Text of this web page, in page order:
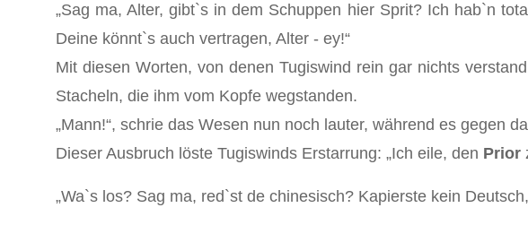
„Sag ma, Alter, gibt`s in dem Schuppen hier Sprit? Ich hab`n
Deine könnt`s auch vertragen, Alter - ey!“
Mit diesen Worten, von denen Tugiswind rein gar nichts
Stacheln, die ihm vom Kopfe wegstanden.
„Mann!“, schrie das Wesen nun noch lauter, während es gegen
Dieser Ausbruch löste Tugiswinds Erstarrung: „Ich eile, den Prior
„Wa`s los? Sag ma, red`st de chinesisch? Kapierste kein